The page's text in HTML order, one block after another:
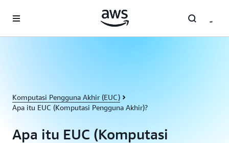
Komputasi Pengguna Akhir (EUC)
Apa itu EUC (Komputasi Pengguna Akhir)?
Apa itu EUC (Komputasi